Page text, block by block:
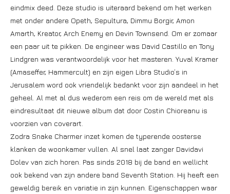
eindmix deed. Deze studio is uiteraard bekend om het werken
met onder andere Opeth, Sepultura, Dimmu Borgir, Amon
Amarth, Kreator, Arch Enemy en Devin Townsend. Om er zomaar
een paar uit te pikken. De engineer was David Castillo en Tony
Lindgren was verantwoordelijk voor het masteren. Yuval Kramer
(Amaseffer, Hammercult) en zijn eigen Libra Studio’s in
Jerusalem word ook vriendelijk bedankt voor zijn aandeel in het
geheel. Al met al dus wederom een reis om de wereld met als
eindresultaat dit nieuwe album dat door Costin Chioreanu is
voorzien van coverart.
Zodra Snake Charmer inzet komen de typerende oosterse
klanken de woonkamer vullen. Al snel laat zanger Davidavi
Dolev van zich horen. Pas sinds 2018 bij de band en wellicht
ook bekend van zijn andere band Seventh Station. Hij heeft een
geweldig bereik en variatie in zijn kunnen. Eigenschappen waar